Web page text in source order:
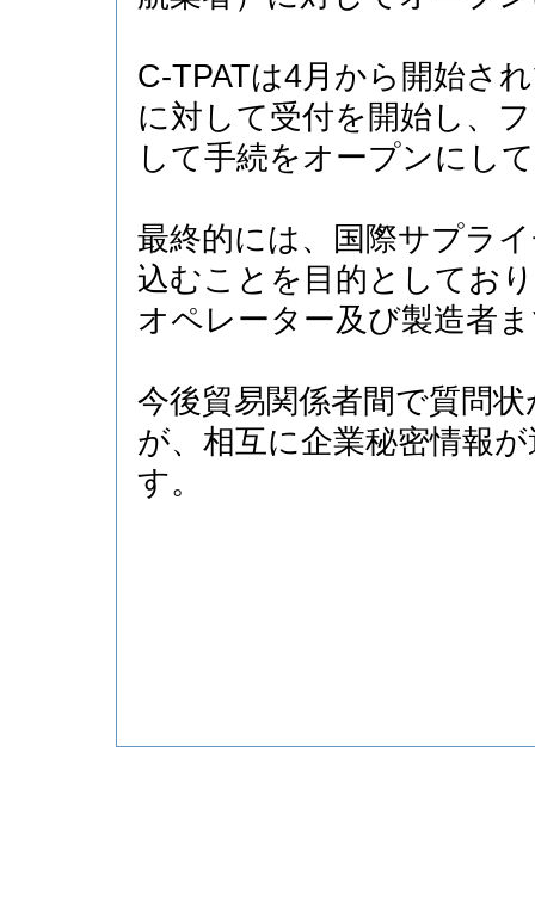
C-TPATは4月から開始さ
に対して受付を開始し、
して手続をオープンにし
最終的には、国際サプラ
込むことを目的としてお
オペレーター及び製造者
今後貿易関係者間で質問
が、相互に企業秘密情報
す。